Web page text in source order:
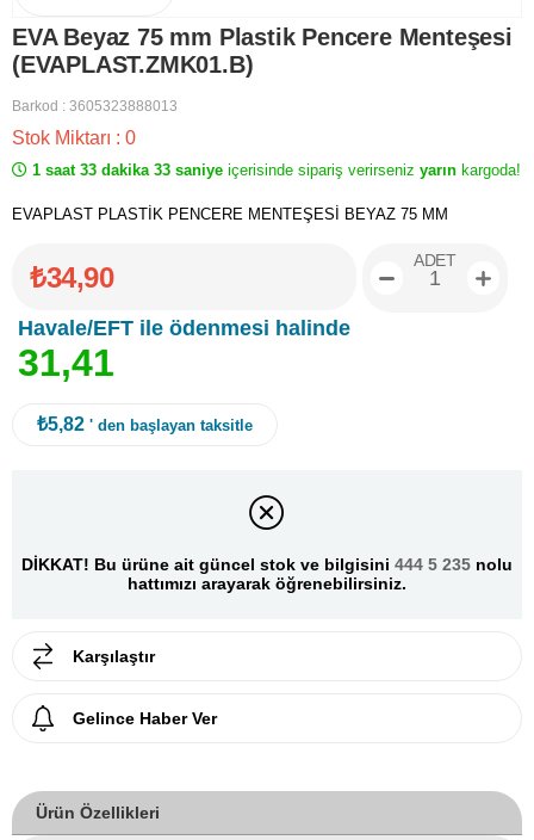
EVA Beyaz 75 mm Plastik Pencere Menteşesi
(EVAPLAST.ZMK01.B)
Barkod : 3605323888013
Stok Miktarı : 0
1 saat 33 dakika 33 saniye içerisinde sipariş verirseniz yarın kargoda!
EVAPLAST PLASTİK PENCERE MENTEŞESİ BEYAZ 75 MM
₺34,90
Havale/EFT ile ödenmesi halinde
31,41
ADET
₺5,82 ' den başlayan taksitle
DİKKAT! Bu ürüne ait güncel stok ve bilgisini 444 5 235 nolu
hattımızı arayarak öğrenebilirsiniz.
Karşılaştır
Gelince Haber Ver
Ürün Özellikleri